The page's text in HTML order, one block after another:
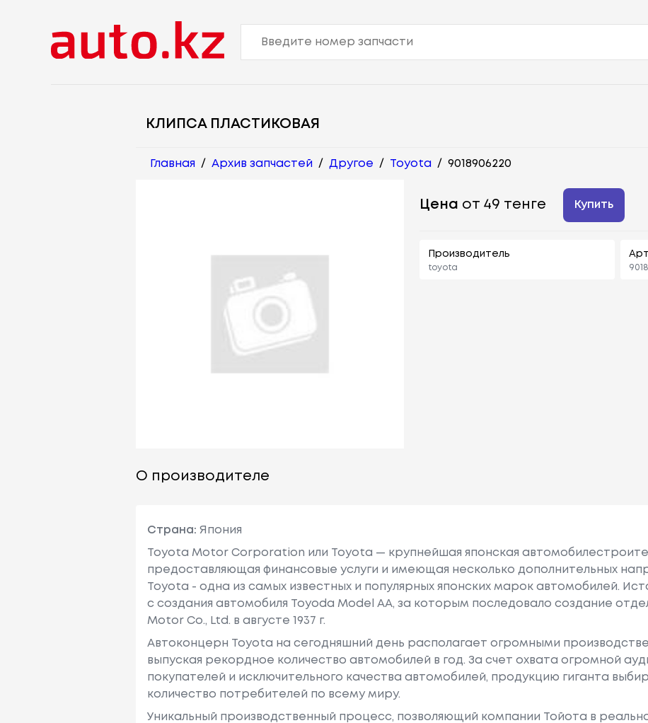
КЛИПСА ПЛАСТИКОВАЯ
Главная / Архив запчастей / Другое / Toyota / 9018906220
Цена от 49 тенге Купить
Производитель
toyota
О производителе
Страна: Япония
Toyota Motor Corporation или Toyota — крупнейшая японская
предоставляющая финансовые услуги и имеющая несколько дополнительных
Toyota - одна из самых известных и популярных японских марок автомобилей.
с создания автомобиля Toyoda Model AA, за которым последовало создание
Motor Co., Ltd. в августе 1937 г.
Автоконцерн Toyota на сегодняшний день располагает огромными
выпуская рекордное количество автомобилей в год. За счет охвата огромной
покупателей и исключительного качества автомобилей, продукцию гиганта
количество потребителей по всему миру.
Уникальный производственный процесс, позволяющий компании Тойота в